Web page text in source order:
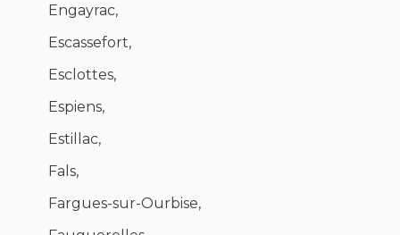
Engayrac,
Escassefort,
Esclottes,
Espiens,
Estillac,
Fals,
Fargues-sur-Ourbise,